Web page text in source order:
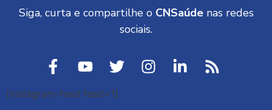
Siga, curta e compartilhe o CNSaúdenas redes
sociais.
[instagram-feed feed=1]